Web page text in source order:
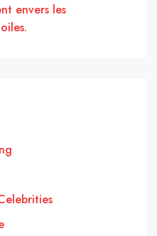
envers les